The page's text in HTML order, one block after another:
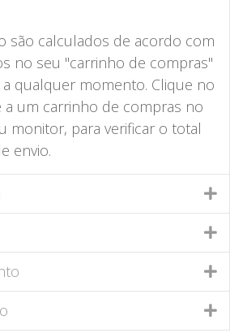
são calculados de acordo com
no seu "carrinho de compras"
qualquer momento. Clique no
um carrinho de compras no
monitor, para verificar o total
envio.